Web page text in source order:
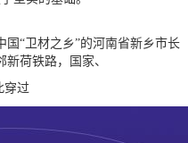
国“卫材之乡”的河南省新乡市长
荷铁路，国家、
穿过